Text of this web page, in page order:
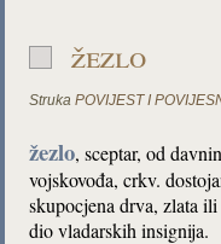
žezlo
Struka POVIJEST I
žezlo, sceptar, od
vojskovođa, crkv.
skupocjena drva, zlata
dio vladarskih insignija.